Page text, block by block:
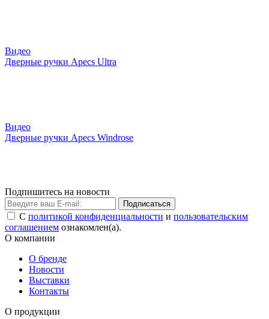
Видео
Дверные ручки Apecs Ultra
Видео
Дверные ручки Apecs Windrose
Подпишитесь на новости
Подписаться
С политикой конфиденциальности и пользовательским
соглашением ознакомлен(а).
О компании
О бренде
Новости
Выставки
Контакты
О продукции